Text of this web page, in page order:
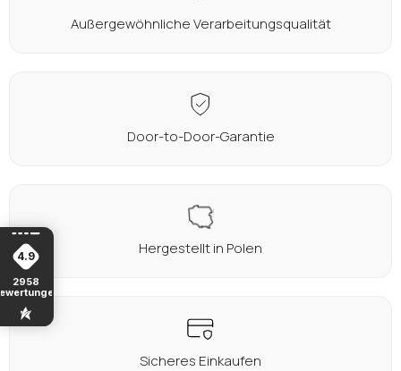
Außergewöhnliche Verarbeitungsqualität
Door-to-Door-Garantie
Hergestellt in Polen
Sicheres Einkaufen
4.9
2958